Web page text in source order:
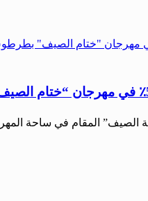
الصيف” المقام في ساحة